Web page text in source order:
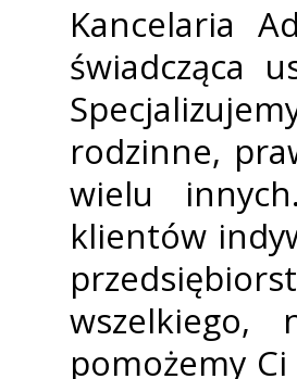
Kancelaria
świadcząca
rodzinne,
wielu
klientów
wszelkiego,
pomożemy